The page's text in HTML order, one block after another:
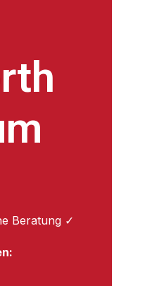
Beratung ✓